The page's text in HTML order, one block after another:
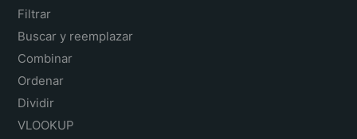
Filtrar
Buscar y reemplazar
Combinar
Ordenar
Dividir
VLOOKUP